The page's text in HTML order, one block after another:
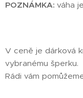
POZNÁMKA: váha
V ceně je dárková
vybranému šperku.
Rádi vám